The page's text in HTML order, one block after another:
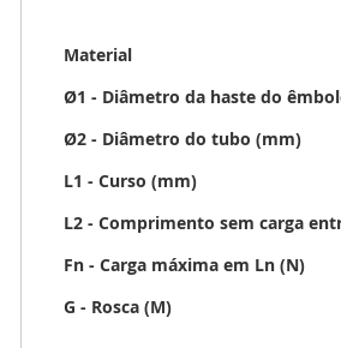
Mais
Material
Ø1 - Diâmetro da haste do
Ø2 - Diâmetro do tubo (mm)
L1 - Curso (mm)
L2 - Comprimento sem carga
Fn - Carga máxima em Ln (N)
G - Rosca (M)